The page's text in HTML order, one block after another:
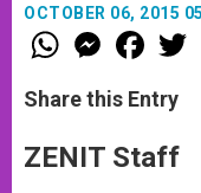
OCTOBER 06, 2015
W
h
t
s
p
p
M
e
s
e
g
e
F
a
e
b
o
k
Share this Entry
ZENIT Staff